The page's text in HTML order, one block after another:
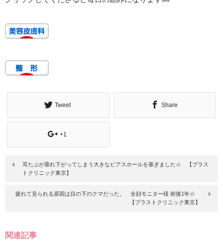
Tweet Share
+1
耳たぶが垂れ下がってしまう大きなピアスホールを塞ぎました☆ 【プラス
トクリニック東京】
疲れて見られる原因は目の下のクマだった。 全顔モニター様 術後1年☆
【プラストクリニック東京】
関連記事